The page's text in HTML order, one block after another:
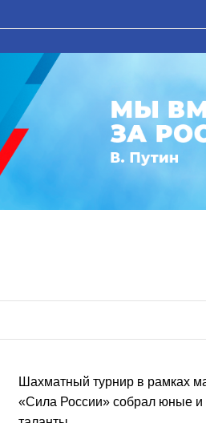
Шахматный турнир в рамках
«Сила России» собрал юные